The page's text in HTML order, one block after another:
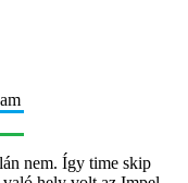
nem. Így time skip